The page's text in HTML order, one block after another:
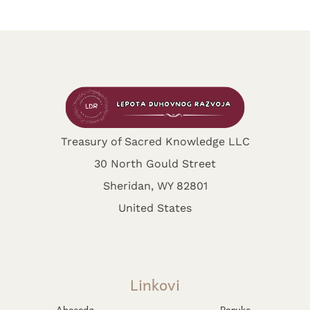
Treasury of Sacred Knowledge LLC
30 North Gould Street
Sheridan, WY 82801
United States
Linkovi